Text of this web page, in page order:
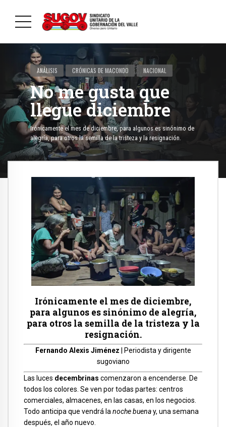
ANÁLISIS CRÓNICAS DE MACONDO NACIONAL
No me gusta que
llegue diciembre
Irónicamente el mes de diciembre, para algunos es sinónimo de
alegría, para otros la semilla de la tristeza y la resignación.
Irónicamente el mes de diciembre,
para algunos es sinónimo de alegría,
para otros la semilla de la tristeza y la
resignación.
Fernando Alexis Jiménez | Periodista y dirigente
sugoviano
Las luces decembrinas comenzaron a encenderse. De
todos los colores. Se ven por todas partes: centros
comerciales, almacenes, en las casas, en los negocios.
Todo anticipa que vendrá la noche buenay, una semana
después, el año nuevo.